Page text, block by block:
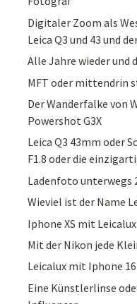
Digitaler Zoom als
Leica Q3 und 43 und
Alle Jahre wieder und
MFT oder mittendrin
Der Wanderfalke von
Powershot G3X
Leica Q3 43mm oder
F1.8 oder die
Ladenfoto unterwegs
Wieviel ist der Name
Iphone XS mit Leicalux
Mit der Nikon jede
Leicalux mit Iphone
Eine Künstlerlinse